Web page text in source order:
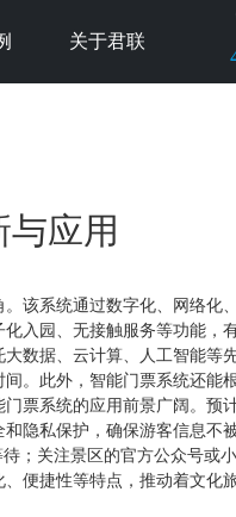
关于君联
应用
该系统通过数字化、网络化
化入园、无接触服务等功能，
数据、云计算、人工智能等
。此外，智能门票系统还能
票系统的应用前景广阔。预
隐私保护，确保游客信息不
；关注景区的官方公众号或
便捷性等特点，推动着文化